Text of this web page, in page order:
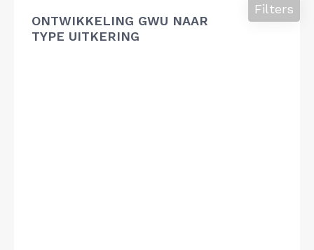
ONTWIKKELING GWU NAAR
TYPE UITKERING
Filters